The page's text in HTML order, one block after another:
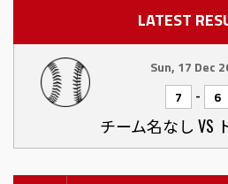
LATEST
Sun, 17 Dec
7
- 6
チーム名なし VS